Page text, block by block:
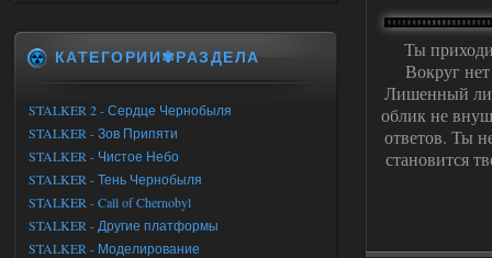
Ты
Вокруг
Лишенный
облик не
ответов. Ты
становится
КАТЕГОРИИ✾РАЗДЕЛА
STALKER 2 - Сердце Чернобыля
STALKER - Зов Припяти
STALKER - Чистое Небо
STALKER - Тень Чернобыля
STALKER - Call of Chernobyl
STALKER - Другие платформы
STALKER - Моделирование